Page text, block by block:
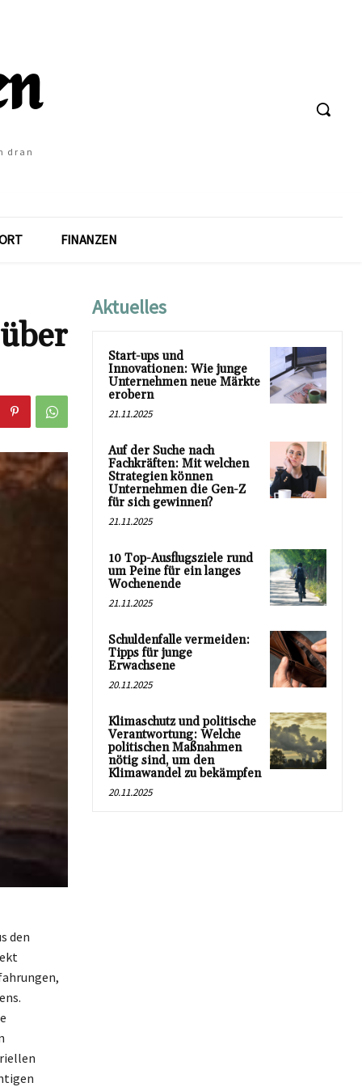
dran
FINANZEN
den
Aktuelles
Start-ups und
Innovationen: Wie junge
Unternehmen neue Märkte
erobern
21.11.2025
Auf der Suche nach
Fachkräften: Mit welchen
Strategien können
Unternehmen die Gen-Z
für sich gewinnen?
21.11.2025
10 Top-Ausflugsziele rund
um Peine für ein langes
Wochenende
21.11.2025
Schuldenfalle vermeiden:
Tipps für junge
Erwachsene
20.11.2025
Klimaschutz und politische
Verantwortung: Welche
politischen Maßnahmen
nötig sind, um den
Klimawandel zu bekämpfen
20.11.2025